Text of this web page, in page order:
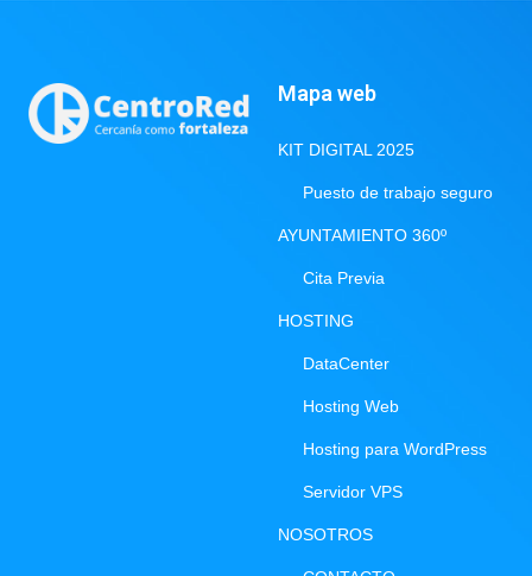
Mapa web
KIT DIGITAL 2025
Puesto de trabajo seguro
AYUNTAMIENTO 360º
Cita Previa
HOSTING
DataCenter
Hosting Web
Hosting para WordPress
Servidor VPS
NOSOTROS